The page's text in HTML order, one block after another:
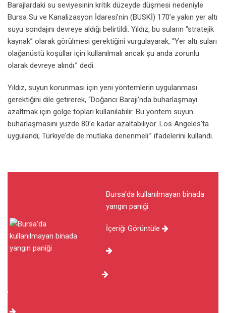
Barajlardaki su seviyesinin kritik düzeyde düşmesi nedeniyle
Bursa Su ve Kanalizasyon İdaresi’nin (BUSKİ) 170’e yakın yer altı
suyu sondajını devreye aldığı belirtildi. Yıldız, bu suların “stratejik
kaynak” olarak görülmesi gerektiğini vurgulayarak, “Yer altı suları
olağanüstü koşullar için kullanılmalı ancak şu anda zorunlu
olarak devreye alındı.” dedi.
Yıldız, suyun korunması için yeni yöntemlerin uygulanması
gerektiğini dile getirerek, “Doğancı Barajı’nda buharlaşmayı
azaltmak için gölge topları kullanılabilir. Bu yöntem suyun
buharlaşmasını yüzde 80’e kadar azaltabiliyor. Los Angeles’ta
uygulandı, Türkiye’de de mutlaka denenmeli.” ifadelerini kullandı.
Bursa’da kullanılmayan binada
yangın paniği
İçeriği Görüntüle